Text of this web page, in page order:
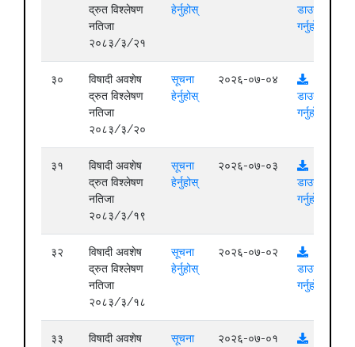
द्रुत विश्लेषण
नतिजा
२०८३/३/२१
हेर्नुहोस्
डाउनलोड
गर्नुहोस्
३०
विषादी अवशेष
द्रुत विश्लेषण
नतिजा
२०८३/३/२०
सूचना
हेर्नुहोस्
२०२६-०७-०४
डाउनलोड
गर्नुहोस्
३१
विषादी अवशेष
द्रुत विश्लेषण
नतिजा
२०८३/३/१९
सूचना
हेर्नुहोस्
२०२६-०७-०३
डाउनलोड
गर्नुहोस्
३२
विषादी अवशेष
द्रुत विश्लेषण
नतिजा
२०८३/३/१८
सूचना
हेर्नुहोस्
२०२६-०७-०२
डाउनलोड
गर्नुहोस्
३३
विषादी अवशेष
सूचना
२०२६-०७-०१